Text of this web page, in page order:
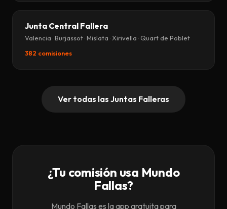
Junta Central Fallera
Valencia · Burjassot · Mislata · Xirivella · Quart de Poblet
382 comisiones
Ver todas las Juntas Falleras
¿Tu comisión usa Mundo
Fallas?
Mundo Fallas es la app gratuita para